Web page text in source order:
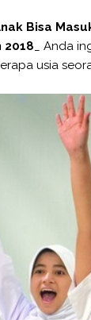
Bisa
2018 _ Anda
usia